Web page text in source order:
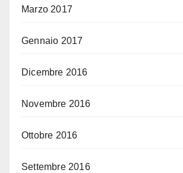
Marzo 2017
Gennaio 2017
Dicembre 2016
Novembre 2016
Ottobre 2016
Settembre 2016